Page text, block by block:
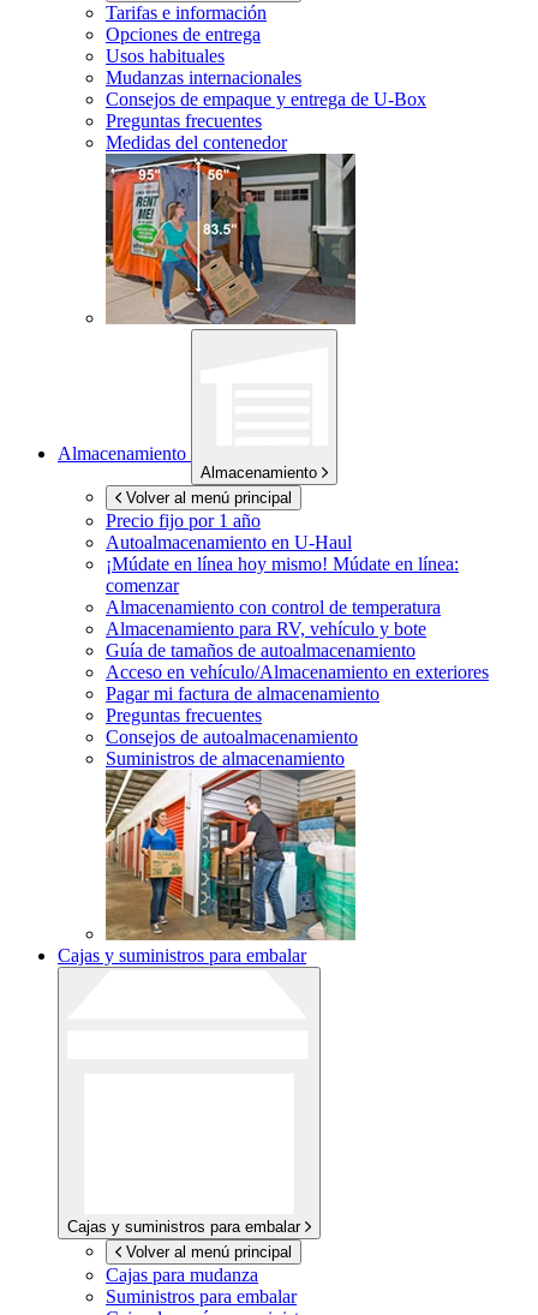
Tarifas e información
Opciones de entrega
Usos habituales
Mudanzas internacionales
Consejos de empaque y entrega de U-Box
Preguntas frecuentes
Medidas del contenedor
Almacenamiento
Almacenamiento
Volver al menú principal
Precio fijo por 1 año
Autoalmacenamiento en U-Haul
¡Múdate en línea hoy mismo! Múdate en línea:
comenzar
Almacenamiento con control de temperatura
Almacenamiento para RV, vehículo y bote
Guía de tamaños de autoalmacenamiento
Acceso en vehículo/Almacenamiento en exteriores
Pagar mi factura de almacenamiento
Preguntas frecuentes
Consejos de autoalmacenamiento
Suministros de almacenamiento
Cajas y suministros para embalar
Cajas y suministros para embalar
Volver al menú principal
Cajas para mudanza
Suministros para embalar